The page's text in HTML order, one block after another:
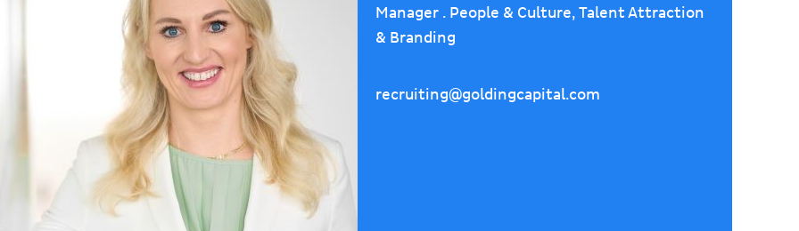
Manager . People & Culture, Talent Attraction
& Branding
recruiting@goldingcapital.com